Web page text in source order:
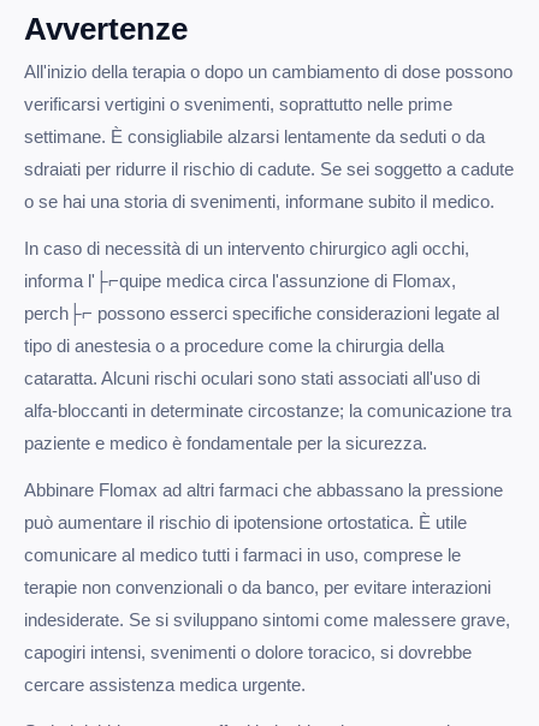
Avvertenze
All'inizio della terapia o dopo un cambiamento di dose possono
verificarsi vertigini o svenimenti, soprattutto nelle prime
settimane. È consigliabile alzarsi lentamente da seduti o da
sdraiati per ridurre il rischio di cadute. Se sei soggetto a cadute
o se hai una storia di svenimenti, informane subito il medico.
In caso di necessità di un intervento chirurgico agli occhi,
informa l'├⌐quipe medica circa l'assunzione di Flomax,
perch├⌐ possono esserci specifiche considerazioni legate al
tipo di anestesia o a procedure come la chirurgia della
cataratta. Alcuni rischi oculari sono stati associati all'uso di
alfa-bloccanti in determinate circostanze; la comunicazione tra
paziente e medico è fondamentale per la sicurezza.
Abbinare Flomax ad altri farmaci che abbassano la pressione
può aumentare il rischio di ipotensione ortostatica. È utile
comunicare al medico tutti i farmaci in uso, comprese le
terapie non convenzionali o da banco, per evitare interazioni
indesiderate. Se si sviluppano sintomi come malessere grave,
capogiri intensi, svenimenti o dolore toracico, si dovrebbe
cercare assistenza medica urgente.